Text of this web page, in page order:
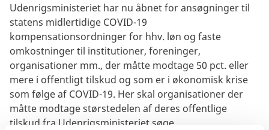
Udenrigsministeriet har nu åbnet for ansøgninger til
statens midlertidige COVID-19
kompensationsordninger for hhv. løn og faste
omkostninger til institutioner, foreninger,
organisationer mm., der måtte modtage 50 pct. eller
mere i offentligt tilskud og som er i økonomisk krise
som følge af COVID-19. Her skal organisationer der
måtte modtage størstedelen af deres offentlige
tilskud fra Udenrigsministeriet søge.